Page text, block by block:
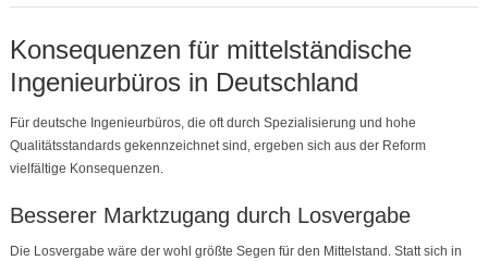
Konsequenzen für mittelständische
Ingenieurbüros in Deutschland
Für deutsche Ingenieurbüros, die oft durch Spezialisierung und hohe
Qualitätsstandards gekennzeichnet sind, ergeben sich aus der Reform
vielfältige Konsequenzen.
Besserer Marktzugang durch Losvergabe
Die Losvergabe wäre der wohl größte Segen für den Mittelstand. Statt sich in